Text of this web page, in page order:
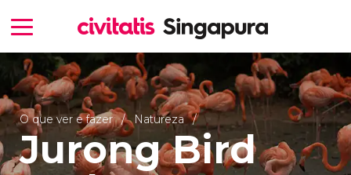
O que ver e fazer Natureza
Jurong Bird